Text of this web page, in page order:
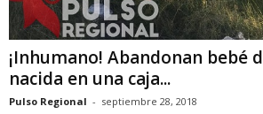
¡Inhumano! Abandonan bebé
nacida en una caja...
Pulso Regional - septiembre 28, 2018